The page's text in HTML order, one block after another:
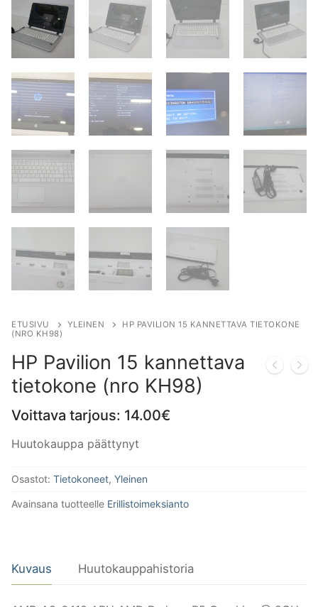
ETUSIVU YLEINEN
HP PAVILION 15 KANNETTAVA TIETOKONE
(NRO KH98)
HP Pavilion 15 kannettava
tietokone (nro KH98)
Voittava tarjous: 14.00€
Huutokauppa päättynyt
Osastot: Tietokoneet, Yleinen
Avainsana tuotteelle Erillistoimeksianto
Kuvaus Huutokauppahistoria